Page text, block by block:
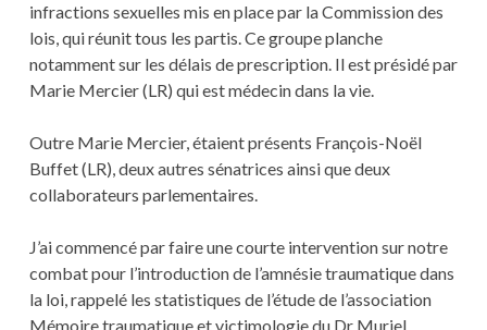
infractions sexuelles mis en place par la Commission des
lois, qui réunit tous les partis. Ce groupe planche
notamment sur les délais de prescription. Il est présidé par
Marie Mercier (LR) qui est médecin dans la vie.
Outre Marie Mercier, étaient présents François-Noël
Buffet (LR), deux autres sénatrices ainsi que deux
collaborateurs parlementaires.
J’ai commencé par faire une courte intervention sur notre
combat pour l’introduction de l’amnésie traumatique dans
la loi, rappelé les statistiques de l’étude de l’association
Mémoire traumatique et victimologie du Dr Muriel